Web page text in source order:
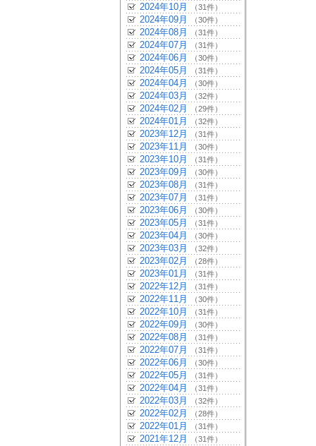
2024年10月 （31件）
2024年09月 （30件）
2024年08月 （31件）
2024年07月 （31件）
2024年06月 （30件）
2024年05月 （31件）
2024年04月 （30件）
2024年03月 （32件）
2024年02月 （29件）
2024年01月 （32件）
2023年12月 （31件）
2023年11月 （30件）
2023年10月 （31件）
2023年09月 （30件）
2023年08月 （31件）
2023年07月 （31件）
2023年06月 （30件）
2023年05月 （31件）
2023年04月 （30件）
2023年03月 （32件）
2023年02月 （28件）
2023年01月 （31件）
2022年12月 （31件）
2022年11月 （30件）
2022年10月 （31件）
2022年09月 （30件）
2022年08月 （31件）
2022年07月 （31件）
2022年06月 （30件）
2022年05月 （31件）
2022年04月 （31件）
2022年03月 （32件）
2022年02月 （28件）
2022年01月 （31件）
2021年12月 （31件）